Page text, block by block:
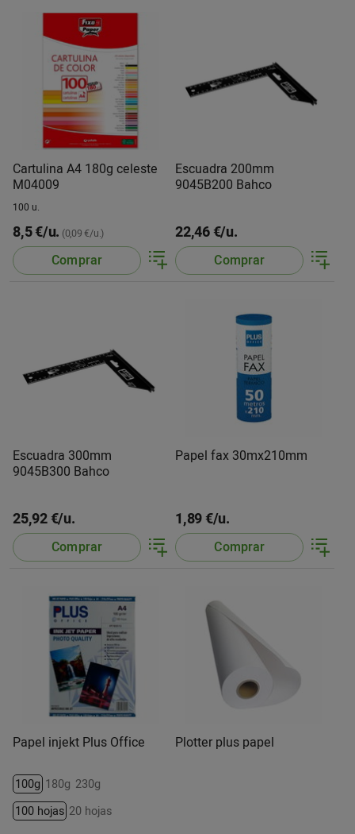
Cartulina A4 180g celeste
M04009
100 u.
8,5 €/u. (0,09 €/u.)
Comprar
Escuadra 200mm
9045B200 Bahco
22,46 €/u.
Comprar
Escuadra 300mm
9045B300 Bahco
25,92 €/u.
Comprar
Papel fax 30mx210mm
1,89 €/u.
Comprar
Papel injekt Plus Office
100g 180g 230g
100 hojas 20 hojas
Plotter plus papel